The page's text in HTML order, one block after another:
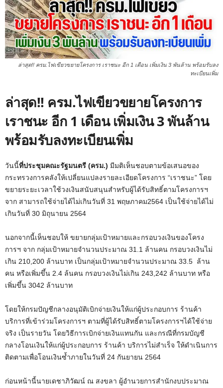
ล่าสุด!! ครม.ไฟเขียวขยายโครงการ เราชนะ อีก 1 เดือน เพิ่มเงิน 3 พันล้าน พร้อมรับลง
ทะเบียนเพิ่ม
ล่าสุด!! ครม.ไฟเขียวขยายโครงการ
เราชนะ อีก 1 เดือน เพิ่มเงิน 3 พันล้าน
พร้อมรับลงทะเบียนเพิ่ม
วันนี้ที่ประชุมคณะรัฐมนตรี (ครม.) มีมติเห็นชอบตามข้อเสนอของ
กระทรวงการคลังให้เปลี่ยนแปลงรายละเอียดโครงการ “เราชนะ” โดย
ขยายระยะเวลาใช้วงเงินสนับสนุนสำหรับผู้ได้รับสิทธิ์ตามโครงการฯ
จาก สามารถใช้จ่ายได้ไม่เกินวันที่ 31 พฤษภาคม2564 เป็นใช้จ่ายได้ไม่
เกินวันที่ 30 มิถุนายน 2564
นอกจากนี้เห็นชอบให้ ขยายกลุ่มเป้าหมายและกรอบวงเงินของโครง
การฯ จาก กลุ่มเป้าหมายจำนวนประมาณ 31.1 ล้านคน กรอบวงเงินไม่
เกิน 210,200 ล้านบาท เป็นกลุ่มเป้าหมายจำนวนประมาณ 33.5 ล้าน
คน หรือเพิ่มขึ้น 2.4 ล้นคน กรอบวงเงินไม่เกิน 243,242 ล้านบาท หรือ
เพิ่มขึ้น 3042 ล้านบาท
โดยให้กรมปัญชีกลางอนุมัติเบิกจ่ายเงินให้แก่ผู้ประกอบการ ร้านค้า
บริการที่เข้าร่วมโครงการฯ ตามที่ผู้ได้รับสิทธิ์ตามโครงการฯได้ใช้จ่าย
จริง เป็นรายวัน โดยวิธีการเบิกจ่ายเงินแทนกัน และกรณีที่กรมบัญชี
กลางโอนเงินให้แก่ผู้ประกอบการ ร้านค้า บริการไม่สำเร็จ ให้ดำเนินการ
ติดตามเพื่อโอนเงินซ้ำภายในวันที่ 24 กันยายน 2564
ก่อนหน้านี้นายเดชาภิวัฒน์ ณ สงขลา ผู้อำนวยการสำนักงบประมาณ